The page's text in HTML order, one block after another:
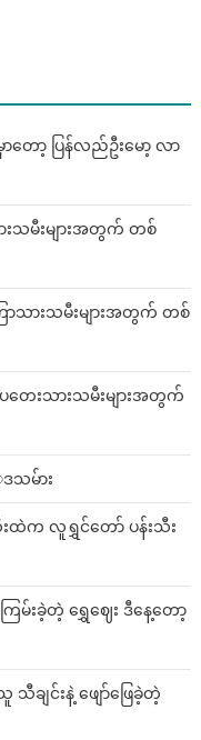
တော့ ပြန်လည်ဦးမော့ လာ
းသမီးများအတွက် တစ်
ာသားသမီးများအတွက် တစ်
တေးသားသမီးများအတွက်
သမ်ား
ထဲက လူရွှင်တော် ပန်းသီး
းခဲ့တဲ့ ရွှေဈေး ဒီနေ့တော့
ချင်းနဲ့ ဖျော်ဖြေခဲ့တဲ့